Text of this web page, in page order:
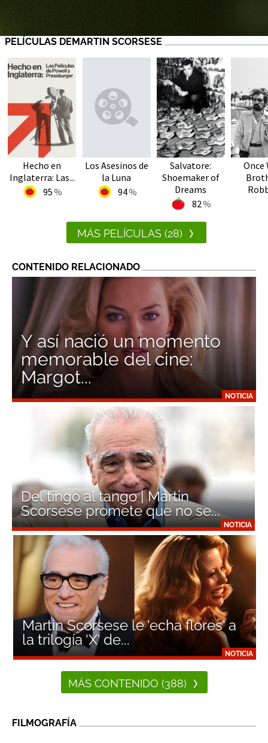
PELÍCULAS DEMARTIN SCORSESE
Hecho en
Inglaterra: Las...
95
Los Asesinos de
la Luna
94
Salvatore:
Shoemaker of
Dreams
82
Once
MÁS PELÍCULAS (28)
CONTENIDO RELACIONADO
NOTICIA
Y así nació un momento
memorable del cine:
Margot...
NOTICIA
Del tingo al tango | Martin
Scorsese promete que no se...
NOTICIA
Martin Scorsese le 'echa flores' a
la trilogía 'X' de...
MÁS CONTENIDO (388)
FILMOGRAFÍA